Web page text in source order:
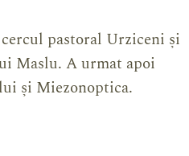
pastoral Urziceni și
Maslu. A urmat apoi
și Miezonoptica.